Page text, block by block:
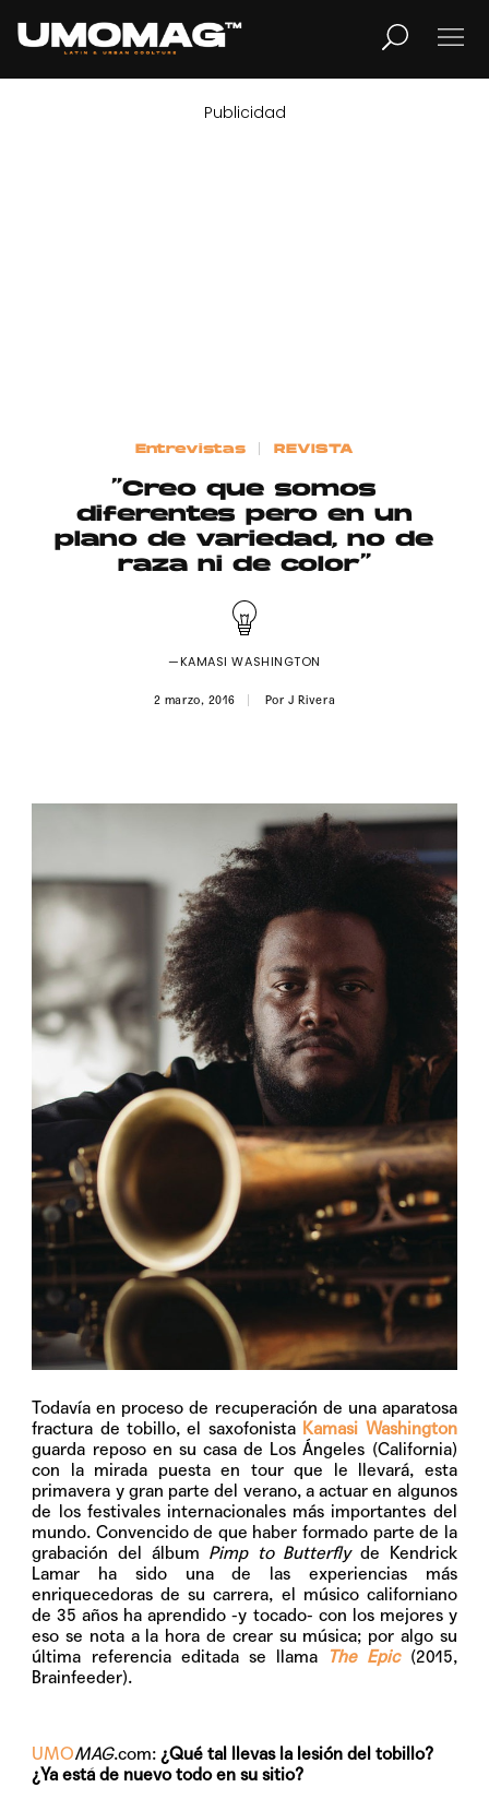
LIFESTYLE
Publicidad
Contacto
© 2015-2022 UMOMAG. PROPIEDAD DE UMO agency. TODOS LOS
Publicidad
Entrevistas REVISTA
“Creo que somos
diferentes pero en un
plano de variedad, no de
raza ni de color”
—KAMASI WASHINGTON
2 marzo, 2016 Por J Rivera
Todavía en proceso de recuperación de una aparatosa
fractura de tobillo, el saxofonista Kamasi Washington
guarda reposo en su casa de Los Ángeles (California)
con la mirada puesta en tour que le llevará, esta
primavera y gran parte del verano, a actuar en algunos
de los festivales internacionales más importantes del
mundo. Convencido de que haber formado parte de la
grabación del álbum Pimp to Butterflyde Kendrick
Lamar ha sido una de las experiencias más
enriquecedoras de su carrera, el músico californiano
de 35 años ha aprendido -y tocado- con los mejores y
eso se nota a la hora de crear su música; por algo su
última referencia editada se llama
The Epic(2015,
Brainfeeder).
UMOMAG.com: ¿Qué tal llevas la lesión del tobillo?
¿Ya está de nuevo todo en su sitio?